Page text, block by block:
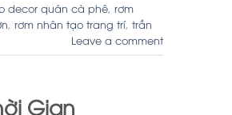
decor quán cà phê, rơm
, rơm nhân tạo trang trí, trần
Leave a comment
Gian